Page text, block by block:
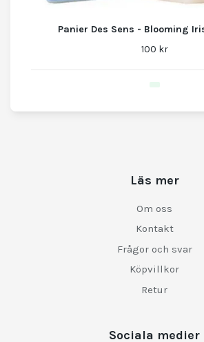
Panier Des Sens - Blooming
100 kr
Läs mer
Om oss
Kontakt
Frågor och svar
Köpvillkor
Retur
Sociala medier